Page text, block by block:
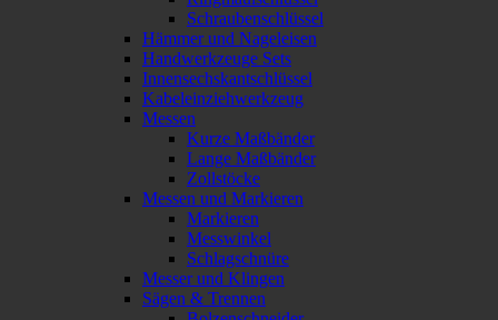
Schraubenschlüssel
Hämmer und Nageleisen
Handwerkzeuge Sets
Innensechskantschlüssel
Kabeleinziehwerkzeug
Messen
Kurze Maßbänder
Lange Maßbänder
Zollstöcke
Messen und Markieren
Markieren
Messwinkel
Schlagschnüre
Messer und Klingen
Sägen & Trennen